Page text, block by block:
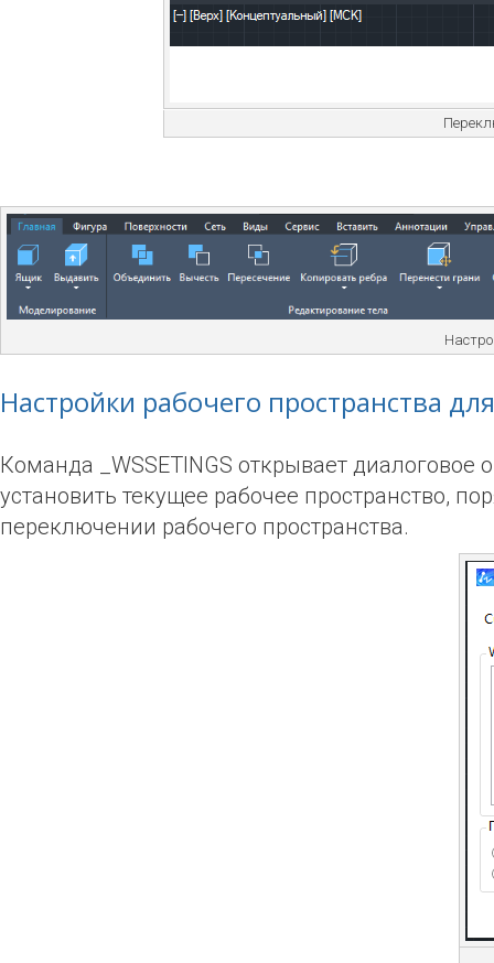
Настройки рабочего пространства
Команда _WSSETINGS открывает
установить текущее рабочее пространство,
переключении рабочего пространства.